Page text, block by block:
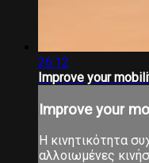
26:12
Improve your
Improve your
Η κινητικότητα
αλλοιωμένες